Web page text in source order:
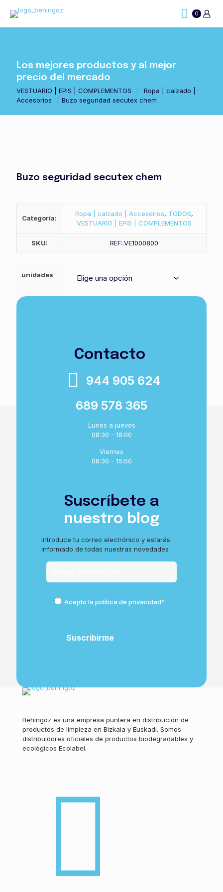
0
Los mejores productos y al mejor
precio del mercado
VESTUARIO | EPIS | COMPLEMENTOS /
Ropa | calzado |
Accesorios
/ Buzo seguridad secutex chem
Buzo seguridad secutex chem
Categoría:
Ropa | calzado | Accesorios, TODOS,
VESTUARIO | EPIS | COMPLEMENTOS
SKU: REF:.VE1000800
unidades
Contacto
944 905 624
689 578 365
Lunes a jueves
08:30 - 18:00
Viernes
08:30 - 15:00
Suscríbete a
nuestro blog
Introduce tu correo electrónico y estarás
informado de todas nuestras novedades
Acepto la política de privacidad*
Behingoz es una empresa puntera en distribución de
productos de limpieza en Bizkaia y Euskadi. Somos
distribuidores oficiales de productos biodegradables y
ecológicos Ecolabel.